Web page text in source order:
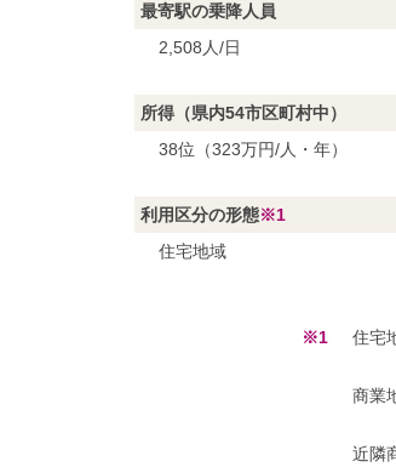
最寄駅の乗降人員
2,508人/日
所得（県内54市区町村中）
38位（323万円/人・年）
利用区分の形態※1
住宅地域
※1 住宅
商業
近隣